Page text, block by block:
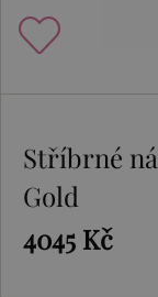
Stříbrné
Gold
4045 Kč